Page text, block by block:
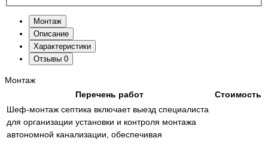
Монтаж
Описание
Характеристики
Отзывы 0
Монтаж
Перечень работ
Стоимость
Шеф-монтаж септика включает выезд специалиста
для организации установки и контроля монтажа
автономной канализации, обеспечивая